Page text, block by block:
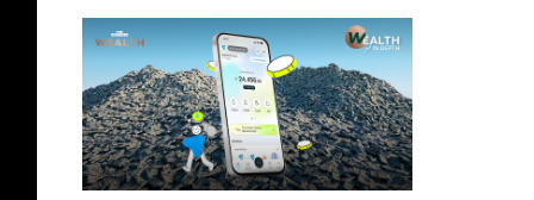
Order